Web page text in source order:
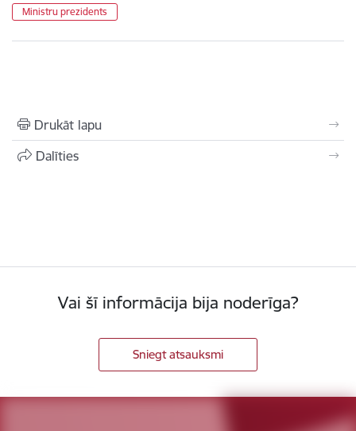
Ministru prezidents
Drukāt lapu
Dalīties
Vai šī informācija bija noderīga?
Sniegt atsauksmi